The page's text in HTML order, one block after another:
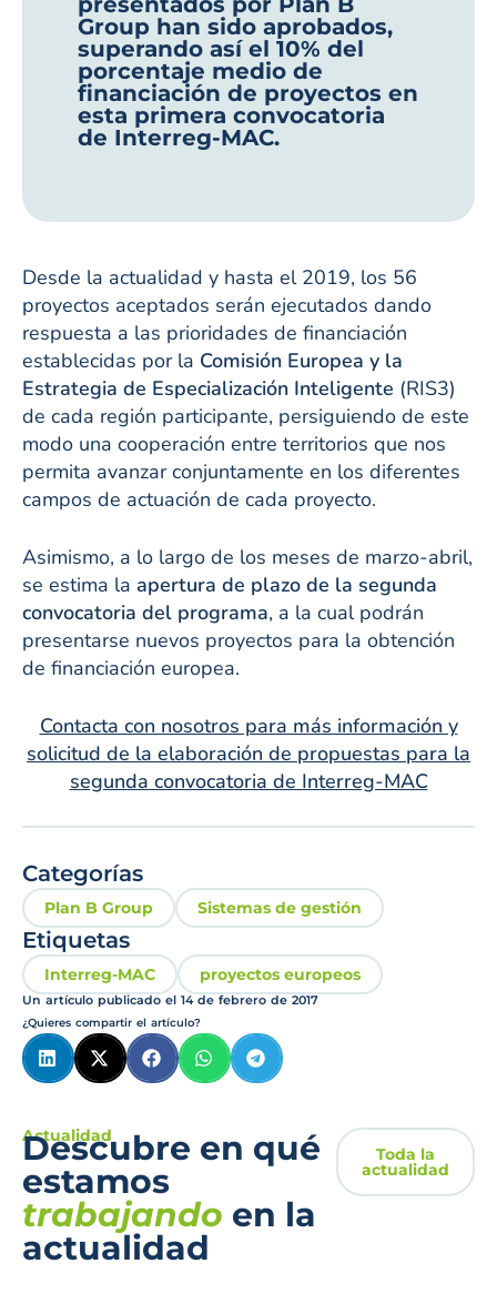
Group han sido aprobados,
superando así el 10% del
porcentaje medio de
financiación de proyectos en
esta primera convocatoria
de Interreg-MAC.
Desde la actualidad y hasta el 2019, los 56
proyectos aceptados serán ejecutados dando
respuesta a las prioridades de financiación
establecidas por la Comisión Europea y la
Estrategia de Especialización Inteligente (RIS3)
de cada región participante, persiguiendo de este
modo una cooperación entre territorios que nos
permita avanzar conjuntamente en los diferentes
campos de actuación de cada proyecto.
Asimismo, a lo largo de los meses de marzo-abril,
se estima la apertura de plazo de la segunda
convocatoria del programa, a la cual podrán
presentarse nuevos proyectos para la obtención
de financiación europea.
Contacta con nosotros para más información y
solicitud de la elaboración de propuestas para la
segunda convocatoria de Interreg-MAC
Categorías
Plan B Group Sistemas de gestión
Etiquetas
Interreg-MAC proyectos europeos
Un artículo publicado el 14 de febrero de 2017
¿Quieres compartir el artículo?
Actualidad
Descubre en qué
estamos
trabajando en la
actualidad
Toda la
actualidad